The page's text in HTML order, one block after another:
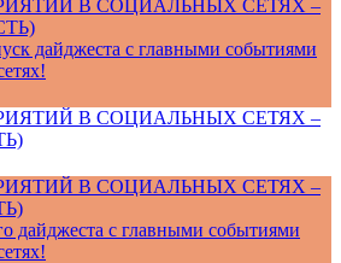
В СОЦИАЛЬНЫХ СЕТЯХ –
дайджеста с главными событиями
В СОЦИАЛЬНЫХ СЕТЯХ –
В СОЦИАЛЬНЫХ СЕТЯХ –
дайджеста с главными событиями